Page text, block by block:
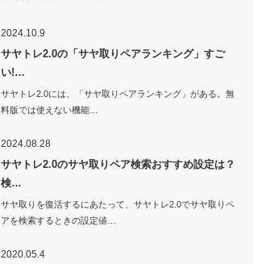
2024.10.9
サヤトレ2.0の「サヤ取りペアランキング」すご
い!…
サヤトレ2.0には、「サヤ取りペアランキング」がある。無
料版では使えない機能…
2024.08.28
サヤトレ2.0のサヤ取りペア検索おすすめ設定は？
検…
サヤ取りを復活するにあたって、サヤトレ2.0でサヤ取りペ
アを検索するときの設定値…
2020.05.4